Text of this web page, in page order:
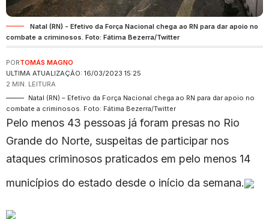
Natal (RN) - Efetivo da Força Nacional chega ao RN para dar apoio no
combate a criminosos. Foto: Fátima Bezerra/Twitter
ULTIMA ATUALIZAÇÃO: 16/03/2023 15:25
PORTOMÁS MAGNO
2 MIN. LEITURA
Natal (RN) – Efetivo da Força Nacional chega ao RN para dar apoio no
combate a criminosos. Foto: Fátima Bezerra/Twitter
Pelo menos 43 pessoas já foram presas no Rio
Grande do Norte, suspeitas de participar nos
ataques criminosos praticados em pelo menos 14
municípios do estado desde o início da semana.